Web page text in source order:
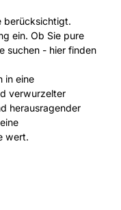
berücksichtigt.
ein. Ob Sie pure
suchen - hier finden
in eine
verwurzelter
herausragender
wert.